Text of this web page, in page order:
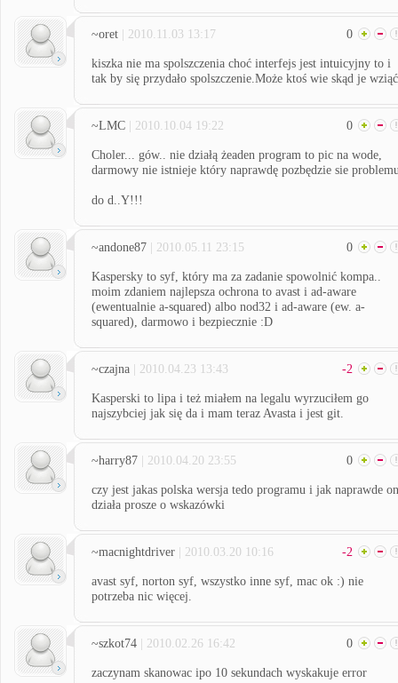
~oret | 2010.11.03 13:17 0
kiszka nie ma spolszczenia choć interfejs jest intuicyjny to i
tak by się przydało spolszczenie.Może ktoś wie skąd je
~LMC | 2010.10.04 19:22 0
Choler... gów.. nie działą żeaden program to pic na wode,
darmowy nie istnieje który naprawdę pozbędzie sie
do d..Y!!!
~andone87 | 2010.05.11 23:15 0
Kaspersky to syf, który ma za zadanie spowolnić kompa..
moim zdaniem najlepsza ochrona to avast i ad-aware
(ewentualnie a-squared) albo nod32 i ad-aware (ew. a-
squared), darmowo i bezpiecznie :D
~czajna | 2010.04.23 13:43 -2
Kasperski to lipa i też miałem na legalu wyrzuciłem go
najszybciej jak się da i mam teraz Avasta i jest git.
~harry87 | 2010.04.20 23:55 0
czy jest jakas polska wersja tedo programu i jak naprawde on
działa prosze o wskazówki
~macnightdriver | 2010.03.20 10:16 -2
avast syf, norton syf, wszystko inne syf, mac ok :) nie
potrzeba nic więcej.
~szkot74 | 2010.02.26 16:42 0
zaczynam skanowac ipo 10 sekundach wyskakuje error